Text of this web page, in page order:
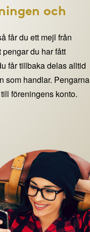
och
får du ett mejl från
du har fått
får tillbaka delas alltid
som handlar. Pengarna
föreningens konto.